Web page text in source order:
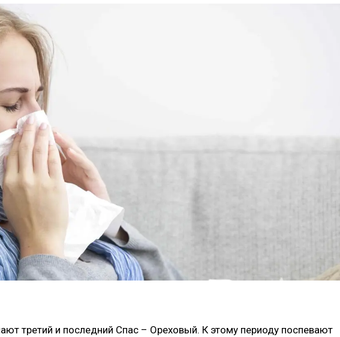
третий и последний Спас – Ореховый. К этому периоду поспевают